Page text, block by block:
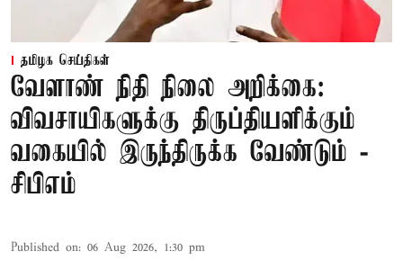
தமிழக செய்திகள்
வேளாண் நிதி நிலை அறிக்கை:
விவசாயிகளுக்கு திருப்தியளிக்கும்
வகையில் இருந்திருக்க வேண்டும் -
சிபிஎம்
Published on: 06 Aug 2026, 1:30 pm